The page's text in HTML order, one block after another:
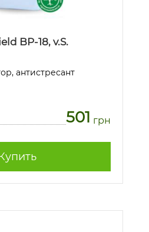
BP-18, v.S.
антистресант
501 грн